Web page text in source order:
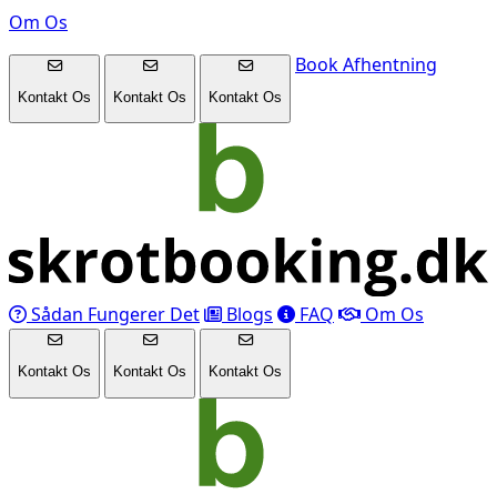
Om Os
Kontakt Os Kontakt Os Kontakt Os
Book Afhentning
Sådan Fungerer Det Blogs FAQ Om Os
Kontakt Os Kontakt Os Kontakt Os